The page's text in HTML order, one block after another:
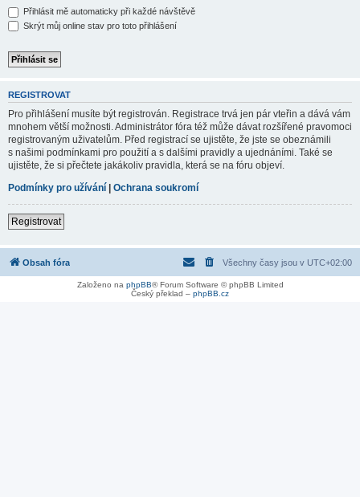
Přihlásit mě automaticky při každé návštěvě
Skrýt můj online stav pro toto přihlášení
REGISTROVAT
Pro přihlášení musíte být registrován. Registrace trvá jen pár vteřin a dává vám
mnohem větší možnosti. Administrátor fóra též může dávat rozšířené pravomoci
registrovaným uživatelům. Před registrací se ujistěte, že jste se obeznámili
s našimi podmínkami pro použití a s dalšími pravidly a ujednáními. Také se
ujistěte, že si přečtete jakákoliv pravidla, která se na fóru objeví.
Podmínky pro užívání | Ochrana soukromí
Registrovat
Obsah fóra Všechny časy jsou v UTC+02:00
Založeno na phpBB® Forum Software © phpBB Limited
Český překlad – phpBB.cz